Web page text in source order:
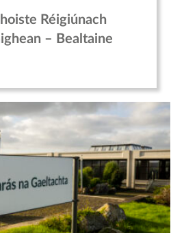
Réigiúnach
– Bealtaine